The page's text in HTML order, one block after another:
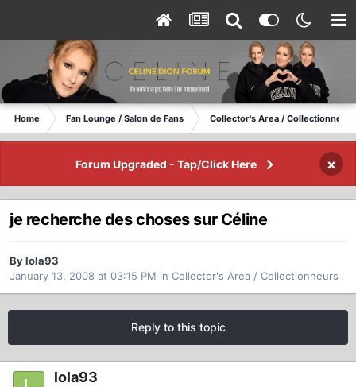
Home Fan Lounge / Salon de Fans Collector's Area / Collectionneurs
Forum Upgraded - Tap/Click Here ×
je recherche des choses sur Céline
By lola93
January 13, 2008 at 03:15 PM in Collector's Area / Collectionneurs
Reply to this topic
lola93